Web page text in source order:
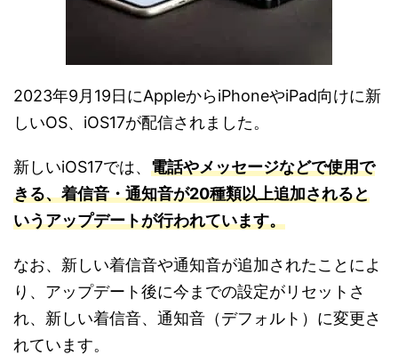
2023年9月19日にAppleからiPhoneやiPad向けに新
しいOS、iOS17が配信されました。
新しいiOS17では、 電話やメッセージなどで使用で
きる、着信音・通知音が20種類以上追加されると
いうアップデートが行われています。
なお、新しい着信音や通知音が追加されたことによ
り、アップデート後に今までの設定がリセットさ
れ、新しい着信音、通知音（デフォルト）に変更さ
れています。